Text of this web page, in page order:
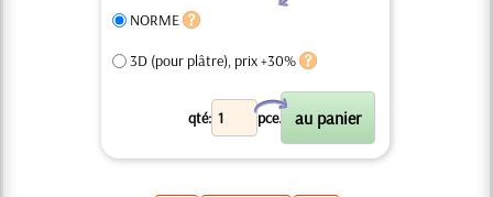
NORME
3D (pour plâtre), prix +30%
qté: pce.
X